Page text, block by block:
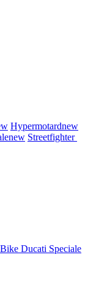
Hypermotardnew
new Streetfighter
Ducati Speciale